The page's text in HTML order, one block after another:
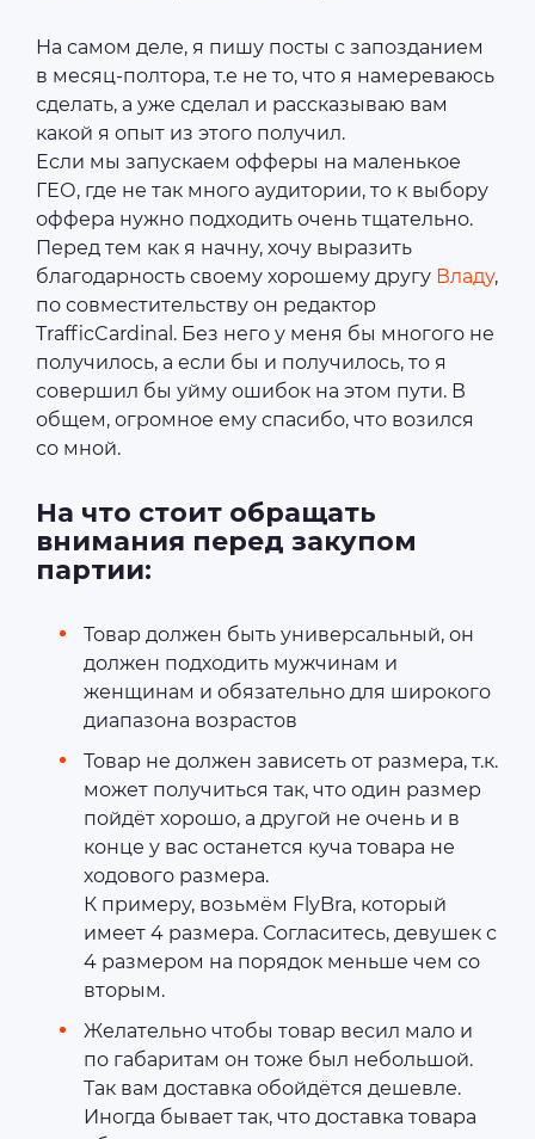
На самом деле, я пишу посты с запозданием
в месяц-полтора, т.е не то, что я намереваюсь
сделать, а уже сделал и рассказываю вам
какой я опыт из этого получил.
Если мы запускаем офферы на маленькое
ГЕО, где не так много аудитории, то к выбору
оффера нужно подходить очень тщательно.
Перед тем как я начну, хочу выразить
благодарность своему хорошему другу Владу,
по совместительству он редактор
TrafficCardinal. Без него у меня бы многого не
получилось, а если бы и получилось, то я
совершил бы уйму ошибок на этом пути. В
общем, огромное ему спасибо, что возился
со мной.
На что стоит обращать
внимания перед закупом
партии:
Товар должен быть универсальный, он
должен подходить мужчинам и
женщинам и обязательно для широкого
диапазона возрастов
Товар не должен зависеть от размера, т.к.
может получиться так, что один размер
пойдёт хорошо, а другой не очень и в
конце у вас останется куча товара не
ходового размера.
К примеру, возьмём FlyBra, который
имеет 4 размера. Согласитесь, девушек с
4 размером на порядок меньше чем со
вторым.
Желательно чтобы товар весил мало и
по габаритам он тоже был небольшой.
Так вам доставка обойдётся дешевле.
Иногда бывает так, что доставка товара